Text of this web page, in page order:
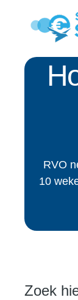
RVO
10
Zoek